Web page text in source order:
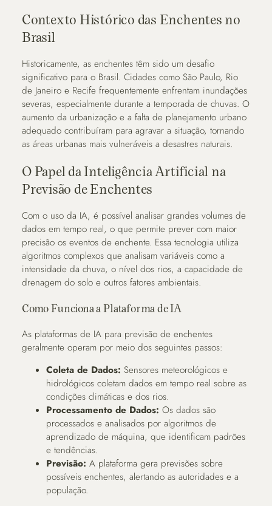
Contexto Histórico das Enchentes no
Brasil
Historicamente, as enchentes têm sido um desafio
significativo para o Brasil. Cidades como São Paulo, Rio
de Janeiro e Recife frequentemente enfrentam inundações
severas, especialmente durante a temporada de chuvas. O
aumento da urbanização e a falta de planejamento urbano
adequado contribuíram para agravar a situação, tornando
as áreas urbanas mais vulneráveis a desastres naturais.
O Papel da Inteligência Artificial na
Previsão de Enchentes
Com o uso da IA, é possível analisar grandes volumes de
dados em tempo real, o que permite prever com maior
precisão os eventos de enchente. Essa tecnologia utiliza
algoritmos complexos que analisam variáveis como a
intensidade da chuva, o nível dos rios, a capacidade de
drenagem do solo e outros fatores ambientais.
Como Funciona a Plataforma de IA
As plataformas de IA para previsão de enchentes
geralmente operam por meio dos seguintes passos:
Coleta de Dados: Sensores meteorológicos e
hidrológicos coletam dados em tempo real sobre as
condições climáticas e dos rios.
Processamento de Dados: Os dados são
processados e analisados por algoritmos de
aprendizado de máquina, que identificam padrões
e tendências.
Previsão: A plataforma gera previsões sobre
possíveis enchentes, alertando as autoridades e a
população.